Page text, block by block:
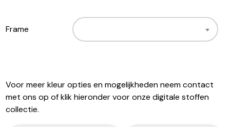
Frame
Voor meer kleur opties en mogelijkheden neem contact
met ons op of klik hieronder voor onze digitale stoffen
collectie.